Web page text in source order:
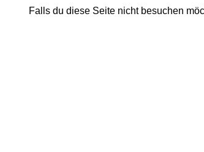
Falls du diese Seite nicht besuchen